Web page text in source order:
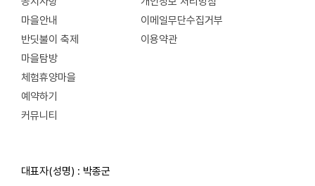
마을안내
반딧불이 축제
마을탐방
체험휴양마을
예약하기
커뮤니티
이메일무단수집거부
이용약관
대표자(성명) : 박종군